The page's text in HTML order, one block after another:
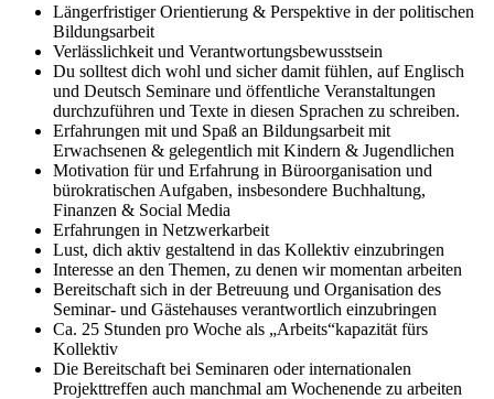
Längerfristiger Orientierung & Perspektive in der politischen
Bildungsarbeit
Verlässlichkeit und Verantwortungsbewusstsein
Du solltest dich wohl und sicher damit fühlen, auf Englisch
und Deutsch Seminare und öffentliche Veranstaltungen
durchzuführen und Texte in diesen Sprachen zu schreiben.
Erfahrungen mit und Spaß an Bildungsarbeit mit
Erwachsenen & gelegentlich mit Kindern & Jugendlichen
Motivation für und Erfahrung in Büroorganisation und
bürokratischen Aufgaben, insbesondere Buchhaltung,
Finanzen & Social Media
Erfahrungen in Netzwerkarbeit
Lust, dich aktiv gestaltend in das Kollektiv einzubringen
Interesse an den Themen, zu denen wir momentan arbeiten
Bereitschaft sich in der Betreuung und Organisation des
Seminar- und Gästehauses verantwortlich einzubringen
Ca. 25 Stunden pro Woche als „Arbeits“kapazität fürs
Kollektiv
Die Bereitschaft bei Seminaren oder internationalen
Projekttreffen auch manchmal am Wochenende zu arbeiten